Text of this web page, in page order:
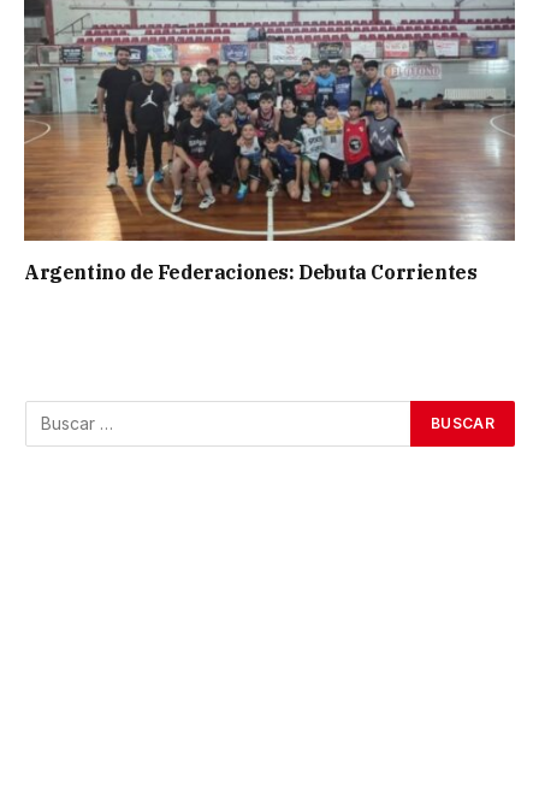
Argentino de Federaciones: Debuta Corrientes